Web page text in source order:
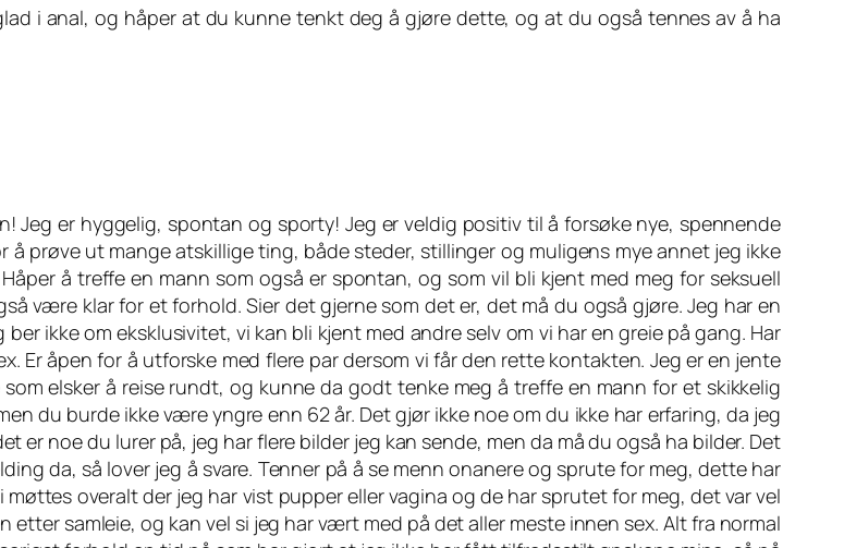
i anal, og håper at du kunne tenkt deg å gjøre dette, og at du også tennes av å ha
Jeg er hyggelig, spontan og sporty! Jeg er veldig positiv til å forsøke nye, spennende
prøve ut mange atskillige ting, både steder, stillinger og muligens mye annet jeg ikke
å treffe en mann som også er spontan, og som vil bli kjent med meg for seksuell
være klar for et forhold. Sier det gjerne som det er, det må du også gjøre. Jeg har en
ikke om eksklusivitet, vi kan bli kjent med andre selv om vi har en greie på gang. Har
Er åpen for å utforske med flere par dersom vi får den rette kontakten. Jeg er en jente
elsker å reise rundt, og kunne da godt tenke meg å treffe en mann for et skikkelig
du burde ikke være yngre enn 62 år. Det gjør ikke noe om du ikke har erfaring, da jeg
er noe du lurer på, jeg har flere bilder jeg kan sende, men da må du også ha bilder. Det
da, så lover jeg å svare. Tenner på å se menn onanere og sprute for meg, dette har
overalt der jeg har vist pupper eller vagina og de har sprutet for meg, det var vel
samleie, og kan vel si jeg har vært med på det aller meste innen sex. Alt fra normal